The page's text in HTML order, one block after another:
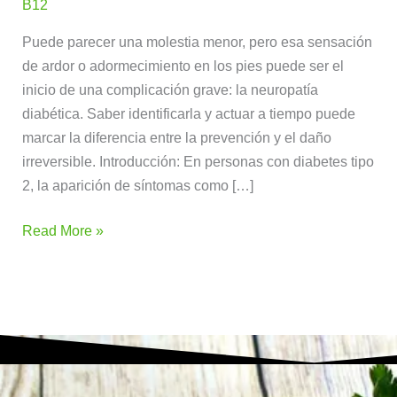
B12
Puede parecer una molestia menor, pero esa sensación
de ardor o adormecimiento en los pies puede ser el
inicio de una complicación grave: la neuropatía
diabética. Saber identificarla y actuar a tiempo puede
marcar la diferencia entre la prevención y el daño
irreversible. Introducción: En personas con diabetes tipo
2, la aparición de síntomas como […]
Read More »